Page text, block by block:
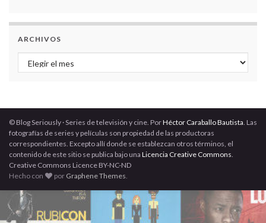
ARCHIVOS
Archivos
© Blog Seriously · Series de televisión y cine. PorHéctor Caraballo Bautista . Las
fotografías de series y películas son propiedad de las productoras
correspondientes. Excepto allí donde se establezcan otros términos, el
contenido de este sitio se publica bajo una Licencia Creative Commons
Creative Commons Licence BY-NC-ND
Hecho con
por Graphene Themes